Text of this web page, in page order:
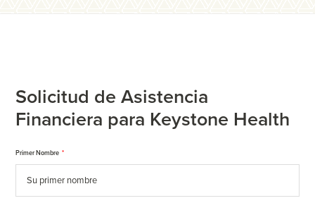
Solicitud de Asistencia
Financiera para Keystone Health
Primer Nombre *